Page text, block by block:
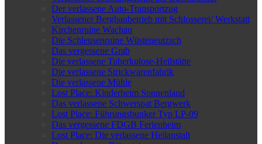
Der verlassene Auto-Transportzug
Verlassener Bergbaubetrieb mit Schlosserei/ Werkstatt
Kirchenruine Wachau
Die Schleusenruine Wüsteneutzsch
Das vergessene Grab
Die verlassene Tuberkulose-Heilstätte
Die verlassene Strickwarenfabrik
Die verlassene Mühle
Lost Place: Kinderheim Sonnenland
Das verlassene Schwerspat Bergwerk
Lost Place: Führungsbunker Typ LP-09
Das vergessene FDGB Ferienheim
Lost Place: Die verlassene Heilanstalt